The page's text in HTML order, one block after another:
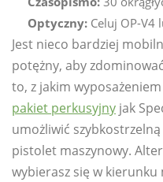
Optyczny: Celuj OP-V4
Jest nieco bardziej
potężny, aby
to, z jakim
pakiet perkusyjny jak
umożliwić
pistolet maszynowy.
wybierasz się w